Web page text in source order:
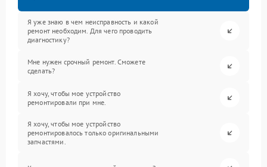
Я уже знаю в чем неисправность и какой
ремонт необходим. Для чего проводить
диагностику?
Мне нужен срочный ремонт. Сможете
сделать?
Я хочу, чтобы мое устройство
ремонтировали при мне.
Я хочу, чтобы мое устройство
ремонтировалось только оригинальными
запчастями.